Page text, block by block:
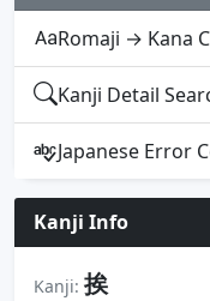
Romaji → Kana
Kanji Detail
Japanese Error
Kanji Info
Kanji: 挨